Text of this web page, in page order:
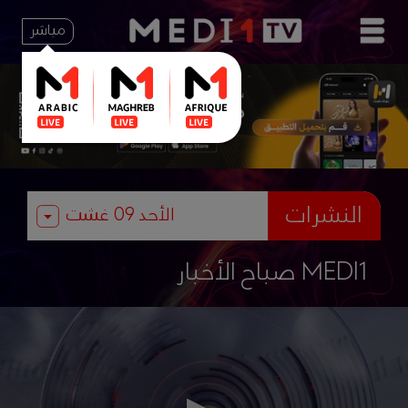
مباشر
النشرات
صباح الأخبار MEDI1